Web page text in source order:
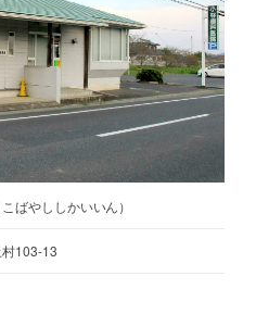
ばやししかいいん）
103-13